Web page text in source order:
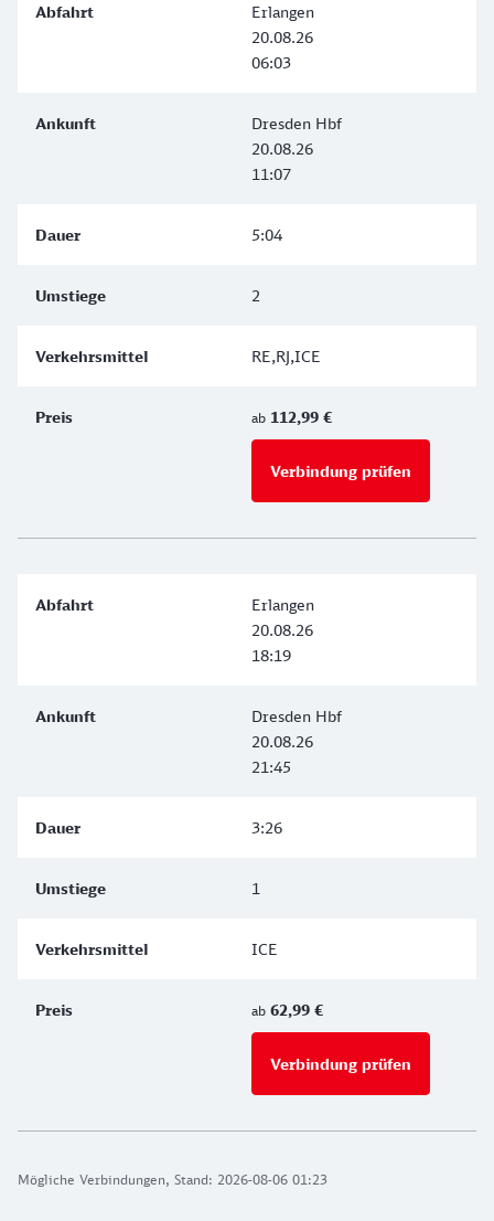
Mögliche Verbindungen, Stand: 2026-08-06 01:23
Erlangen
20.08.26
06:03
Dresden Hbf
20.08.26
11:07
5:04
2
RE,RJ,ICE
ab 112,99 €
Verbindung prüfen
Erlangen
20.08.26
18:19
Dresden Hbf
20.08.26
21:45
3:26
1
ICE
ab 62,99 €
Verbindung prüfen